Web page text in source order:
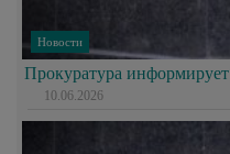
Новости
Прокуратура информирует
10.06.2026